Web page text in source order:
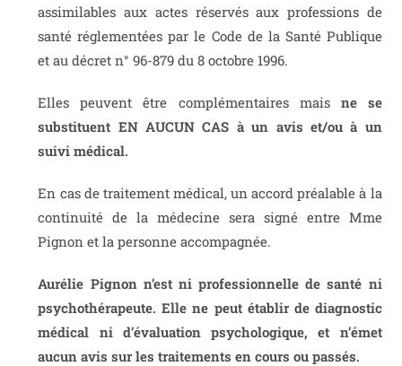
assimilables aux actes réservés aux professions de
santé réglementées par le Code de la Santé Publique
et au décret n° 96-879 du 8 octobre 1996.
Elles peuvent être complémentaires mais ne se
substituent EN AUCUN CAS à un avis et/ou à un
suivi médical.
En cas de traitement médical, un accord préalable à la
continuité de la médecine sera signé entre Mme
Pignon et la personne accompagnée.
Aurélie Pignon n’est ni professionnelle de santé ni
psychothérapeute. Elle ne peut établir de diagnostic
médical ni d’évaluation psychologique, et n’émet
aucun avis sur les traitements en cours ou passés.